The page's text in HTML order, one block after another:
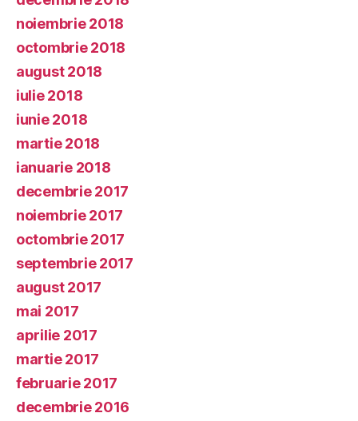
noiembrie 2018
octombrie 2018
august 2018
iulie 2018
iunie 2018
martie 2018
ianuarie 2018
decembrie 2017
noiembrie 2017
octombrie 2017
septembrie 2017
august 2017
mai 2017
aprilie 2017
martie 2017
februarie 2017
decembrie 2016